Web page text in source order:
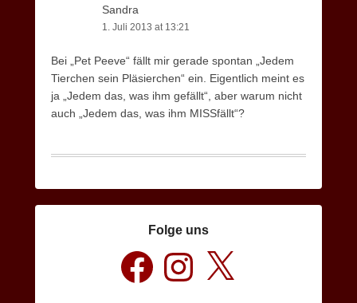
Sandra
1. Juli 2013 at 13:21
Bei „Pet Peeve“ fällt mir gerade spontan „Jedem
Tierchen sein Pläsierchen“ ein. Eigentlich meint es
ja „Jedem das, was ihm gefällt“, aber warum nicht
auch „Jedem das, was ihm MISSfällt“?
Folge uns
Facebook Instagram